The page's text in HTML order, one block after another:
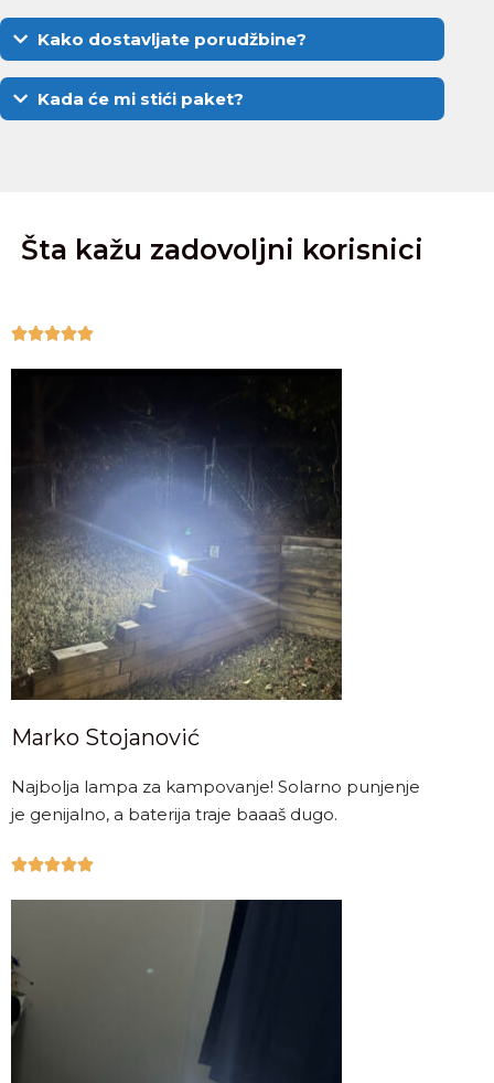
Kako dostavljate porudžbine?
Kada će mi stići paket?
Šta kažu zadovoljni korisnici

Marko Stojanović
Najbolja lampa za kampovanje! Solarno punjenje
je genijalno, a baterija traje baaaš dugo.
